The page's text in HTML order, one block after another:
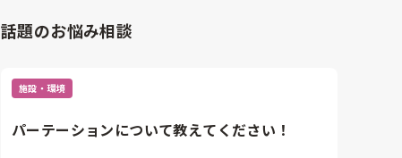
話題のお悩み相談
施設・環境
パーテーションについて教えてください！